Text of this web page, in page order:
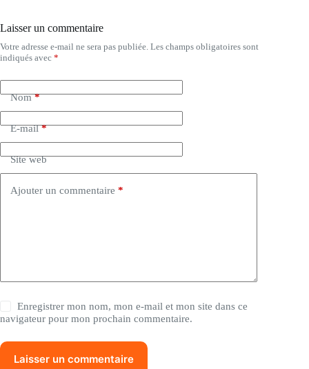
Laisser un commentaire
Votre adresse e-mail ne sera pas publiée. Les champs obligatoires sont
indiqués avec *
Nom*
E-mail*
Site web
Ajouter un commentaire *
Enregistrer mon nom, mon e-mail et mon site dans ce
navigateur pour mon prochain commentaire.
Laisser un commentaire
A
l
r
n
a
v
e